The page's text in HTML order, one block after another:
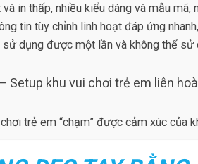
in thấp, nhiều kiểu dáng và mẫu mã,
tin tùy chỉnh linh hoạt đáp ứng
dụng được một lần và không thể sử
Setup khu vui chơi trẻ em liên
trẻ em “chạm” được cảm xúc của